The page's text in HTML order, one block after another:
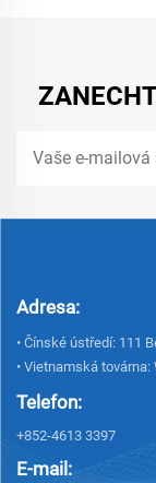
Adresa:
• Čínské ústředí: 111
• Vietnamská
Telefon:
+852-4613 3397
E-mail: